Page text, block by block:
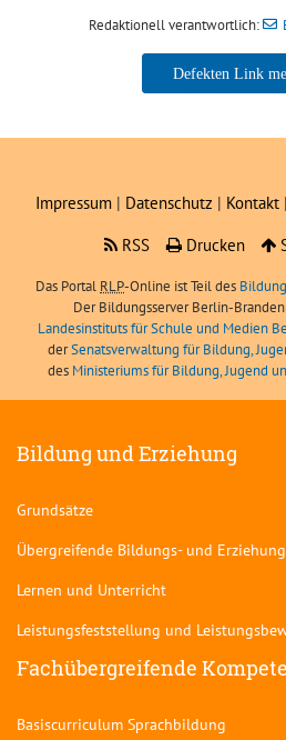
Redaktionell verantwortlich:
Boris Angerer,
Impressum | Datenschutz | Kontakt |
RSS
Drucken
Das Portal RLP-Online ist Teil des
Der Bildungsserver Berlin-
Landesinstituts für Schule und Medien
derSenatsverwaltung für Bildung,
des Ministeriums für Bildung, Jugend
Bildung und Erziehung
Grundsätze
Übergreifende Bildungs- und
Lernen und Unterricht
Leistungsfeststellung und
Fachübergreifende
Basiscurriculum Sprachbildung